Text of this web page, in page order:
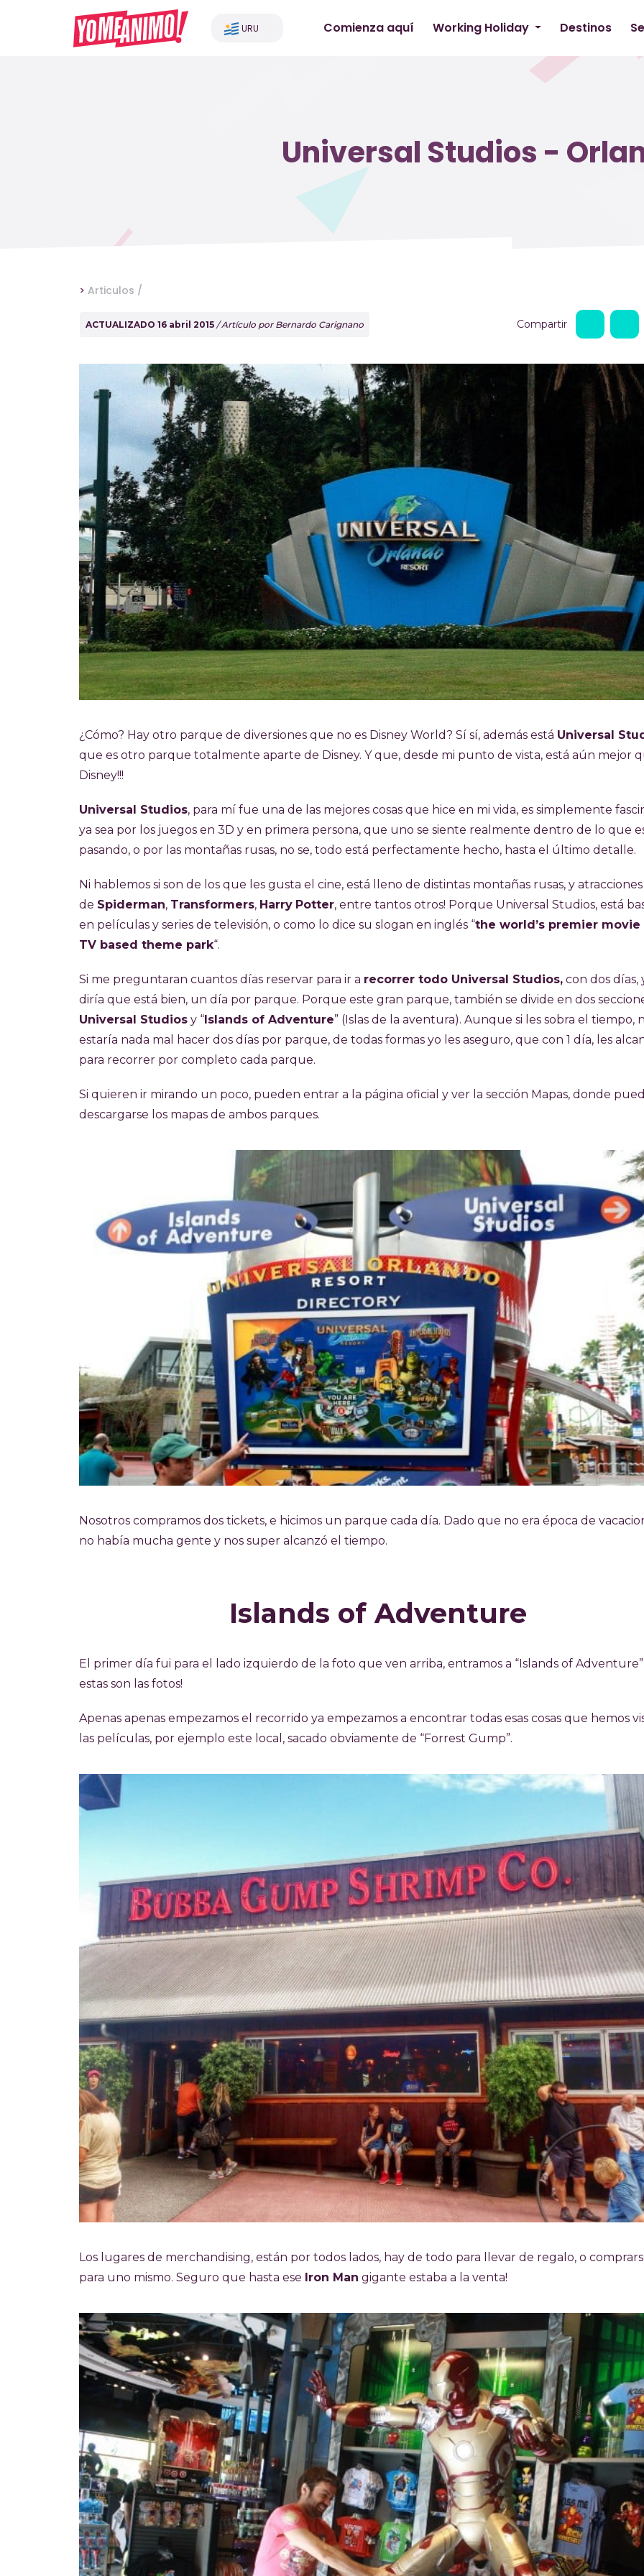
URU Comienza aquí Working Holiday Destinos
Universal Studios -
> Articulos /
ACTUALIZADO 16 abril 2015 / Artículo por Bernardo Carignano Compartir
¿Cómo? Hay otro parque de diversiones que no es Disney World? Sí sí, además está Universal
que es otro parque totalmente aparte de Disney. Y que, desde mi punto de vista, está aún mejor
Disney!!!
Universal Studios, para mí fue una de las mejores cosas que hice en mi vida, es simplemente
ya sea por los juegos en 3D y en primera persona, que uno se siente realmente dentro de lo que
pasando, o por las montañas rusas, no se, todo está perfectamente hecho, hasta el último detalle.
Ni hablemos si son de los que les gusta el cine, está lleno de distintas montañas rusas, y
de Spiderman, Transformers, Harry Potter, entre tantos otros! Porque Universal Studios, está
en películas y series de televisión, o como lo dice su slogan en inglés “the world’s premier movie
TV based theme park“.
Si me preguntaran cuantos días reservar para ir a recorrer todo Universal Studios, con dos días,
diría que está bien, un día por parque. Porque este gran parque, también se divide en dos
Universal Studios y “Islands of Adventure” (Islas de la aventura). Aunque si les sobra el tiempo,
estaría nada mal hacer dos días por parque, de todas formas yo les aseguro, que con 1 día, les
para recorrer por completo cada parque.
Si quieren ir mirando un poco, pueden entrar a la página oficial y ver la sección Mapas, donde
descargarse los mapas de ambos parques.
Nosotros compramos dos tickets, e hicimos un parque cada día. Dado que no era época de
no había mucha gente y nos super alcanzó el tiempo.
Islands of Adventure
El primer día fui para el lado izquierdo de la foto que ven arriba, entramos a “Islands of
estas son las fotos!
Apenas apenas empezamos el recorrido ya empezamos a encontrar todas esas cosas que hemos
las películas, por ejemplo este local, sacado obviamente de “Forrest Gump”.
Los lugares de merchandising, están por todos lados, hay de todo para llevar de regalo, o
para uno mismo. Seguro que hasta ese Iron Man gigante estaba a la venta!